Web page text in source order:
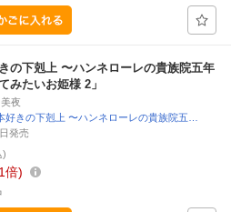
の下剋上 〜ハンネローレの貴族院五年
みたいお姫様 2」
夜
好きの下剋上 〜ハンネローレの貴族院五…
発売
)
1倍